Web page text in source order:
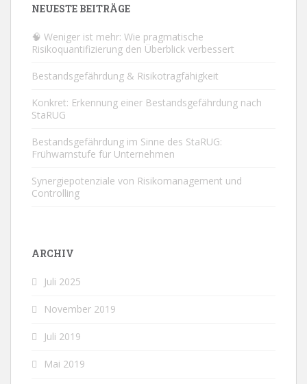
NEUESTE BEITRÄGE
🧠 Weniger ist mehr: Wie pragmatische
Risikoquantifizierung den Überblick verbessert
Bestandsgefährdung & Risikotragfähigkeit
Konkret: Erkennung einer Bestandsgefährdung nach
StaRUG
Bestandsgefährdung im Sinne des StaRUG:
Frühwarnstufe für Unternehmen
Synergiepotenziale von Risikomanagement und
Controlling
ARCHIV
Juli 2025
November 2019
Juli 2019
Mai 2019